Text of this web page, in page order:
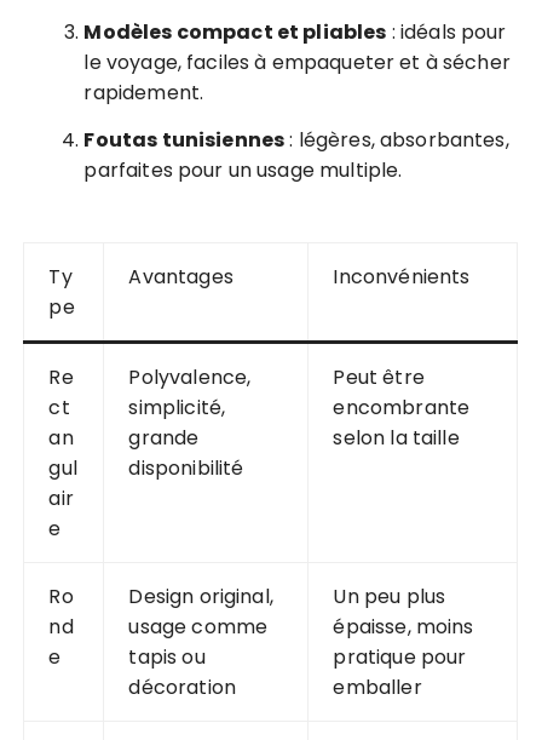
Modèles compact et pliables : idéals pour
le voyage, faciles à empaqueter et à sécher
rapidement.
Foutas tunisiennes: légères, absorbantes,
parfaites pour un usage multiple.
Ty
pe
Avantages Inconvénients
Re
ct
an
gul
air
e
Polyvalence,
simplicité,
grande
disponibilité
Peut être
encombrante
selon la taille
Ro
nd
e
Design original,
usage comme
tapis ou
décoration
Un peu plus
épaisse, moins
pratique pour
emballer